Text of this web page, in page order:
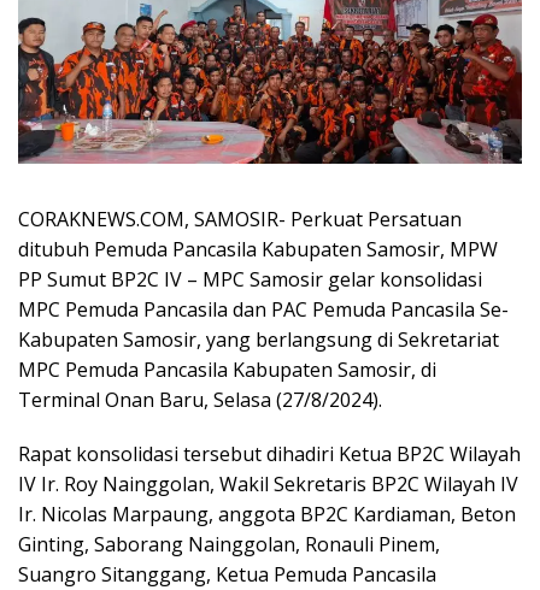
CORAKNEWS.COM, SAMOSIR- Perkuat Persatuan
ditubuh Pemuda Pancasila Kabupaten Samosir, MPW
PP Sumut BP2C IV – MPC Samosir gelar konsolidasi
MPC Pemuda Pancasila dan PAC Pemuda Pancasila Se-
Kabupaten Samosir, yang berlangsung di Sekretariat
MPC Pemuda Pancasila Kabupaten Samosir, di
Terminal Onan Baru, Selasa (27/8/2024).
Rapat konsolidasi tersebut dihadiri Ketua BP2C Wilayah
IV Ir. Roy Nainggolan, Wakil Sekretaris BP2C Wilayah IV
Ir. Nicolas Marpaung, anggota BP2C Kardiaman, Beton
Ginting, Saborang Nainggolan, Ronauli Pinem,
Suangro Sitanggang, Ketua Pemuda Pancasila